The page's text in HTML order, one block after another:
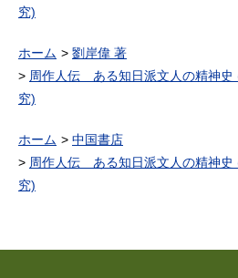
究)
ホーム
劉岸偉 著
周作人伝 ある知日派文人の精神史
究)
ホーム
中国書店
周作人伝 ある知日派文人の精神史
究)